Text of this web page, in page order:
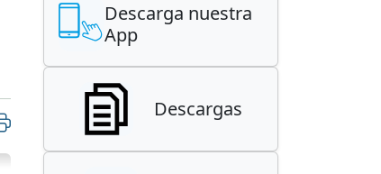
Descarga nuestra
App
Descargas